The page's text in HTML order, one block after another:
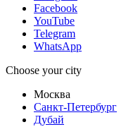
Facebook
YouTube
Telegram
WhatsApp
Choose your city
Москва
Санкт-Петербург
Дубай